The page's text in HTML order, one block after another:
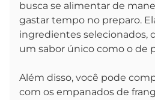
busca se alimentar de
gastar tempo no preparo.
ingredientes selecionados,
um sabor único como o de
Além disso, você pode
com os empanados de